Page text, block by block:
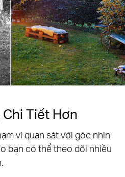
Tùy Chỉnh
hiện cụ thể để nhận
quan trọng.